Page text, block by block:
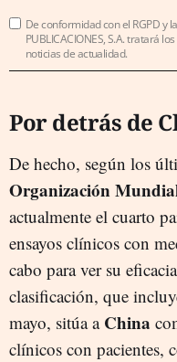
De conformidad con el RGPD y
PUBLICACIONES, S.A. tratará
noticias de actualidad.
Por detrás de
De hecho, según los
Organización
actualmente el cuarto
ensayos clínicos con
cabo para ver su
clasificación, que
mayo, sitúa a China
clínicos con pacientes,